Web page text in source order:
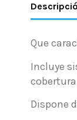
Que
Incluye
Dispone